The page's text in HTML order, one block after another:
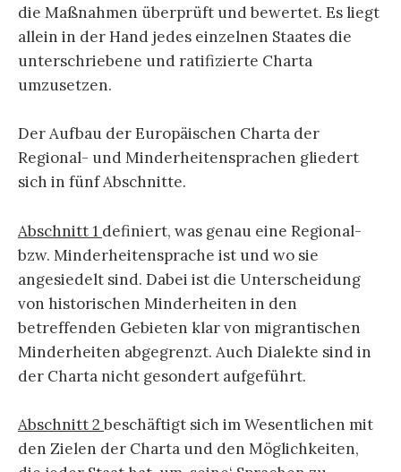
die Maßnahmen überprüft und bewertet. Es liegt
allein in der Hand jedes einzelnen Staates die
unterschriebene und ratifizierte Charta
umzusetzen.
Der Aufbau der Europäischen Charta der
Regional- und Minderheitensprachen gliedert
sich in fünf Abschnitte.
Abschnitt 1 definiert, was genau eine Regional-
bzw. Minderheitensprache ist und wo sie
angesiedelt sind. Dabei ist die Unterscheidung
von historischen Minderheiten in den
betreffenden Gebieten klar von migrantischen
Minderheiten abgegrenzt. Auch Dialekte sind in
der Charta nicht gesondert aufgeführt.
Abschnitt 2 beschäftigt sich im Wesentlichen mit
den Zielen der Charta und den Möglichkeiten,